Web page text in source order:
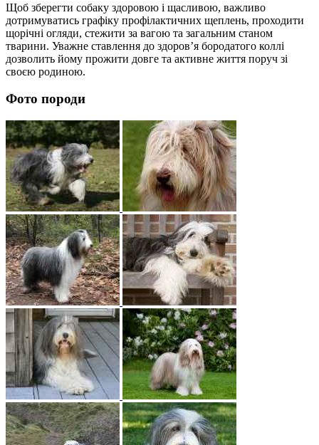
Щоб зберегти собаку здоровою і щасливою, важливо
дотримуватись графіку профілактичних щеплень, проходити
щорічні огляди, стежити за вагою та загальним станом
тварини. Уважне ставлення до здоров’я бородатого коллі
дозволить йому прожити довге та активне життя поруч зі
своєю родиною.
Фото породи